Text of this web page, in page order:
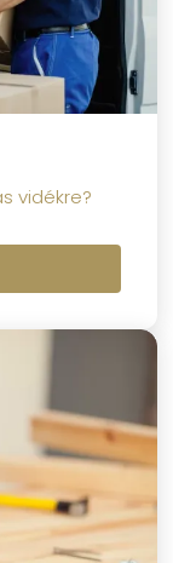
vidékre?